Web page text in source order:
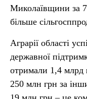
Миколаївщини за 7
більше
Аграрії області
державної
отримали 1,4 млрд
250 млн грн за